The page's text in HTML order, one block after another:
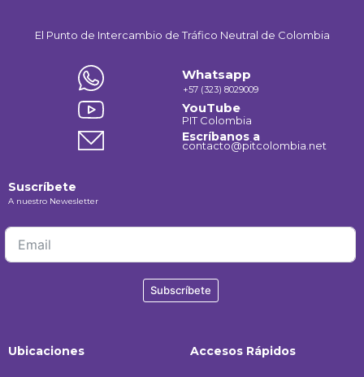
El Punto de Intercambio de Tráfico Neutral de Colombia
Whatsapp
+57 (323) 8029009
YouTube
PIT Colombia
Escríbanos a
contacto@pitcolombia.net
Suscríbete
A nuestro Newesletter
Subscríbete
Ubicaciones Accesos Rápidos